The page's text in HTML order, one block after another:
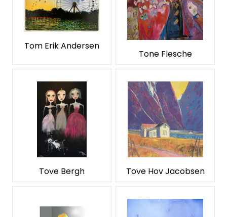
Tom Erik Andersen
Tone Flesche
Tove Bergh Tove Hov Jacobsen